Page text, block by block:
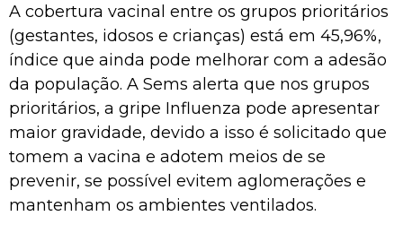
A cobertura vacinal entre os grupos prioritários
(gestantes, idosos e crianças) está em 45,96%,
índice que ainda pode melhorar com a adesão
da população. A Sems alerta que nos grupos
prioritários, a gripe Influenza pode apresentar
maior gravidade, devido a isso é solicitado que
tomem a vacina e adotem meios de se
prevenir, se possível evitem aglomerações e
mantenham os ambientes ventilados.